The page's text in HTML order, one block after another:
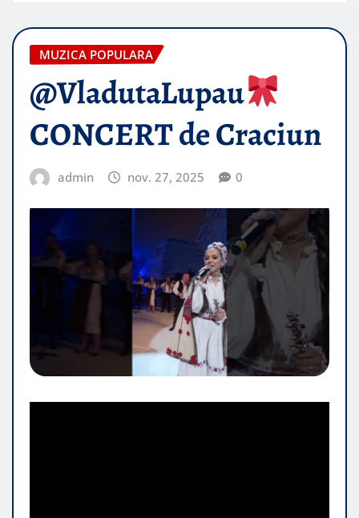
MUZICA POPULARA
@VladutaLupau
CONCERT de Craciun
admin nov. 27, 2025 0